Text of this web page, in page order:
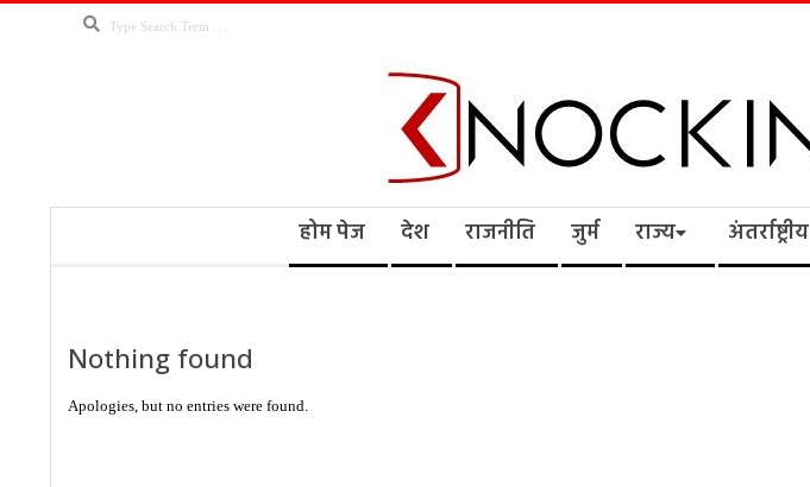
Search
Knocking
होम पेज देश राजनीति जुर्म राज्य अंतर्राष्ट्रीय
Nothing found
Apologies, but no entries were found.